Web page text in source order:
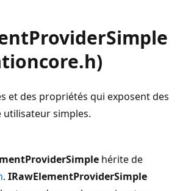
et des propriétés qui exposent des
utilisateur simples.
hérite de
. IRawElementProviderSimple